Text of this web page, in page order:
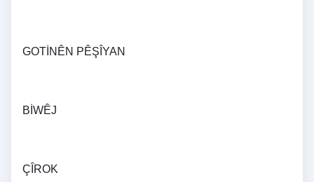
GOTİNÊN PÊŞÎYAN
BİWÊJ
ÇÎROK